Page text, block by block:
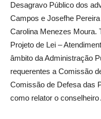
Desagravo Público dos
Campos e Josefhe
Carolina Menezes Moura.
Projeto de Lei –
âmbito da Administração
requerentes a Comissão
Comissão de Defesa das
como relator o